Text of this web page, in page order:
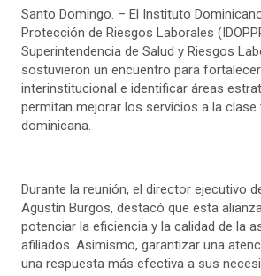
Santo Domingo. – El Instituto
Protección de Riesgos Laborales
Superintendencia de Salud y Riesgos
sostuvieron un encuentro para
interinstitucional e identificar áreas
permitan mejorar los servicios a la clase
dominicana.
Durante la reunión, el director ejecutivo
Agustín Burgos, destacó que esta
potenciar la eficiencia y la calidad de la
afiliados. Asimismo, garantizar una
una respuesta más efectiva a sus